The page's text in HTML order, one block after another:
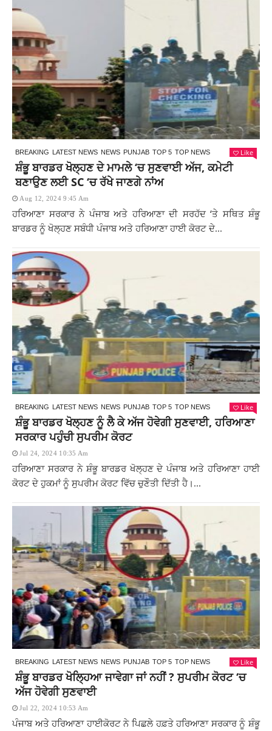
BREAKING LATEST NEWS NEWS PUNJAB TOP 5 TOP NEWS Like
ਸ਼ੰਭੂ ਬਾਰਡਰ ਖੋਲ੍ਹਣ ਦੇ ਮਾਮਲੇ ‘ਚ ਸੁਣਵਾਈ ਅੱਜ, ਕਮੇਟੀ
ਬਣਾਉਣ ਲਈ SC ‘ਚ ਰੱਖੇ ਜਾਣਗੇ ਨਾਂਅ
Aug 12, 2024 9:45 Am
ਹਰਿਆਣਾ ਸਰਕਾਰ ਨੇ ਪੰਜਾਬ ਅਤੇ ਹਰਿਆਣਾ ਦੀ ਸਰਹੱਦ ‘ਤੇ ਸਥਿਤ ਸ਼ੰਭੂ
ਬਾਰਡਰ ਨੂੰ ਖੋਲ੍ਹਣ ਸਬੰਧੀ ਪੰਜਾਬ ਅਤੇ ਹਰਿਆਣਾ ਹਾਈ ਕੋਰਟ ਦੇ...
BREAKING LATEST NEWS NEWS PUNJAB TOP 5 TOP NEWS Like
ਸ਼ੰਭੂ ਬਾਰਡਰ ਖੋਲ੍ਹਣ ਨੂੰ ਲੈ ਕੇ ਅੱਜ ਹੋਵੇਗੀ ਸੁਣਵਾਈ, ਹਰਿਆਣਾ
ਸਰਕਾਰ ਪਹੁੰਚੀ ਸੁਪਰੀਮ ਕੋਰਟ
Jul 24, 2024 10:35 Am
ਹਰਿਆਣਾ ਸਰਕਾਰ ਨੇ ਸ਼ੰਭੂ ਬਾਰਡਰ ਖੋਲ੍ਹਣ ਦੇ ਪੰਜਾਬ ਅਤੇ ਹਰਿਆਣਾ ਹਾਈ
ਕੋਰਟ ਦੇ ਹੁਕਮਾਂ ਨੂੰ ਸੁਪਰੀਮ ਕੋਰਟ ਵਿੱਚ ਚੁਣੌਤੀ ਦਿੱਤੀ ਹੈ।...
BREAKING LATEST NEWS NEWS PUNJAB TOP 5 TOP NEWS Like
ਸ਼ੰਭੂ ਬਾਰਡਰ ਖੋਲ੍ਹਿਆ ਜਾਵੇਗਾ ਜਾਂ ਨਹੀਂ ? ਸੁਪਰੀਮ ਕੋਰਟ ‘ਚ
ਅੱਜ ਹੋਵੇਗੀ ਸੁਣਵਾਈ
Jul 22, 2024 10:53 Am
ਪੰਜਾਬ ਅਤੇ ਹਰਿਆਣਾ ਹਾਈਕੋਰਟ ਨੇ ਪਿਛਲੇ ਹਫ਼ਤੇ ਹਰਿਆਣਾ ਸਰਕਾਰ ਨੂੰ ਸ਼ੰਭੂ